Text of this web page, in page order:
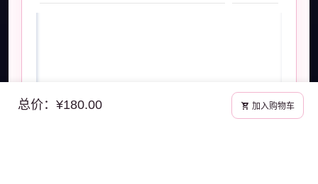
总价：¥180.00 加入购物车